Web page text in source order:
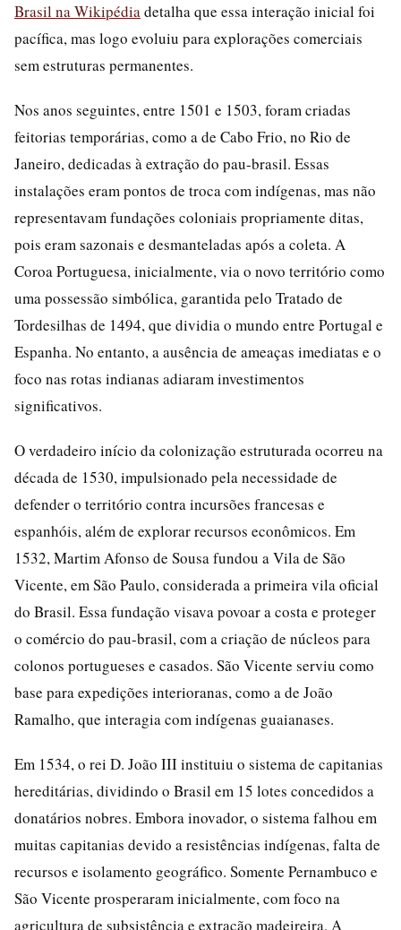
Brasil na Wikipédiadetalha que essa interação inicial foi
pacífica, mas logo evoluiu para explorações comerciais
sem estruturas permanentes.
Nos anos seguintes, entre 1501 e 1503, foram criadas
feitorias temporárias, como a de Cabo Frio, no Rio de
Janeiro, dedicadas à extração do pau-brasil. Essas
instalações eram pontos de troca com indígenas, mas não
representavam fundações coloniais propriamente ditas,
pois eram sazonais e desmanteladas após a coleta. A
Coroa Portuguesa, inicialmente, via o novo território como
uma possessão simbólica, garantida pelo Tratado de
Tordesilhas de 1494, que dividia o mundo entre Portugal e
Espanha. No entanto, a ausência de ameaças imediatas e o
foco nas rotas indianas adiaram investimentos
significativos.
O verdadeiro início da colonização estruturada ocorreu na
década de 1530, impulsionado pela necessidade de
defender o território contra incursões francesas e
espanhóis, além de explorar recursos econômicos. Em
1532, Martim Afonso de Sousa fundou a Vila de São
Vicente, em São Paulo, considerada a primeira vila oficial
do Brasil. Essa fundação visava povoar a costa e proteger
o comércio do pau-brasil, com a criação de núcleos para
colonos portugueses e casados. São Vicente serviu como
base para expedições interioranas, como a de João
Ramalho, que interagia com indígenas guaianases.
Em 1534, o rei D. João III instituiu o sistema de capitanias
hereditárias, dividindo o Brasil em 15 lotes concedidos a
donatários nobres. Embora inovador, o sistema falhou em
muitas capitanias devido a resistências indígenas, falta de
recursos e isolamento geográfico. Somente Pernambuco e
São Vicente prosperaram inicialmente, com foco na
agricultura de subsistência e extração madeireira. A